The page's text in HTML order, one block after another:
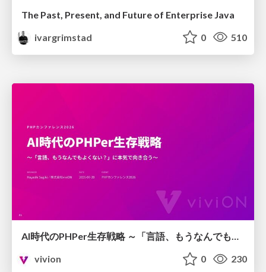
The Past, Present, and Future of Enterprise Java
ivargrimstad
0 510
AI時代のPHPer生存戦略 ～「言語、もうなんでもよくない？」に本気で向き合う～
vivion
0 230